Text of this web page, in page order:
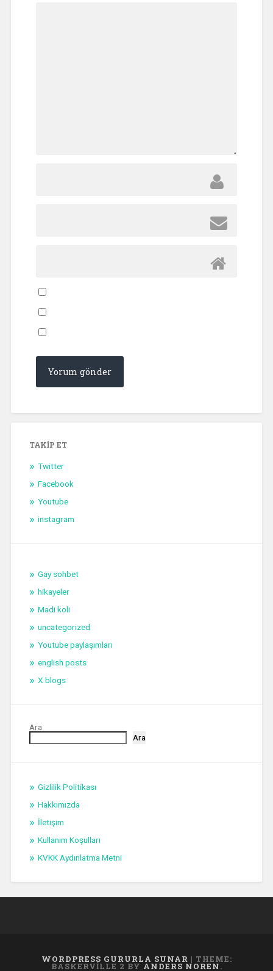
TAKIP ET
Twitter
Facebook
Youtube
instagram
Gay sohbet
hikayeler
Madi koli
uncategorized
Youtube paylaşımları
english posts
X blogs
Ara
Ara
Gizlilik Politikası
Hakkımızda
İletişim
Kullanım Koşulları
KVKK Aydınlatma Metni
WORDPRESS GURURLA SUNAR | THEME:
BASKERVILLE 2 BY ANDERS NOREN.